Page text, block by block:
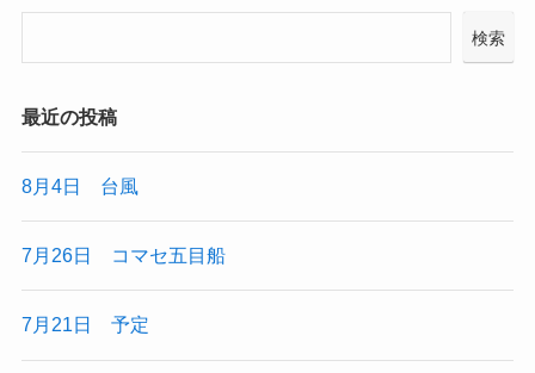
検索
最近の投稿
8月4日 台風
7月26日 コマセ五目船
7月21日 予定